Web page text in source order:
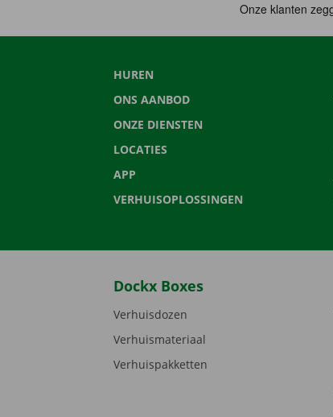
HUREN
ONS AANBOD
ONZE DIENSTEN
LOCATIES
APP
VERHUISOPLOSSINGEN
Dockx Boxes
Verhuisdozen
Verhuismateriaal
Verhuispakketten